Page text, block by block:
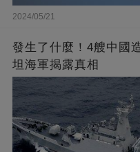
2024/05/21
發生了什麼！4艘中國
坦海軍揭露真相